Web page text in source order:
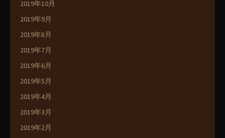
2019年10月
2019年9月
2019年8月
2019年7月
2019年6月
2019年5月
2019年4月
2019年3月
2019年2月